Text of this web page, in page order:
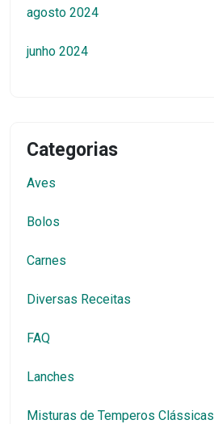
agosto 2024
junho 2024
Categorias
Aves
Bolos
Carnes
Diversas Receitas
FAQ
Lanches
Misturas de Temperos Clássicas